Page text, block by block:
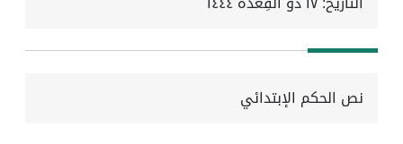
نص الحكم الإبتدائي